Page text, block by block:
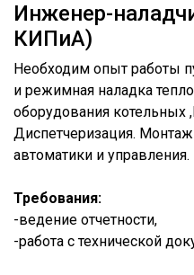
Инженер-
КИПиА)
Необходим опыт работы
и режимная наладка
оборудования
Диспетчеризация.
автоматики и управления.
Требования:
-ведение отчетности,
-работа с технической